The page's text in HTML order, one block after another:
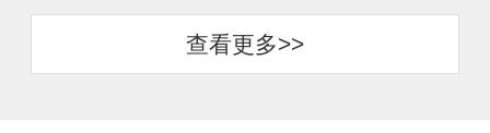
查看更多>>